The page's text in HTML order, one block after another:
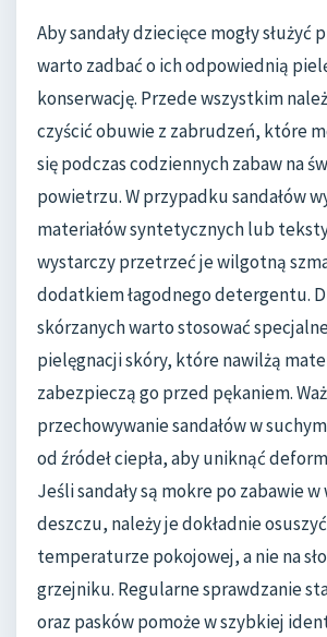
Aby sandały dziecięce mogły służyć
warto zadbać o ich odpowiednią
konserwację. Przede wszystkim
czyścić obuwie z zabrudzeń, które
się podczas codziennych zabaw na
powietrzu. W przypadku sandałów
materiałów syntetycznych lub
wystarczy przetrzeć je wilgotną
dodatkiem łagodnego detergentu.
skórzanych warto stosować
pielęgnacji skóry, które nawilżą
zabezpieczą go przed pękaniem.
przechowywanie sandałów w
od źródeł ciepła, aby uniknąć
Jeśli sandały są mokre po zabawie
deszczu, należy je dokładnie
temperaturze pokojowej, a nie na
grzejniku. Regularne sprawdzanie
oraz pasków pomoże w szybkiej